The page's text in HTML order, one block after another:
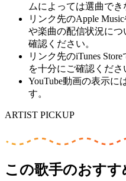
ムによっては選曲でき
リンク先のApple
や楽曲の配信状況に
確認ください。
リンク先のiTunes
を十分にご確認くださ
YouTube動画の表示に
す。
ARTIST PICKUP
この歌手のおすす